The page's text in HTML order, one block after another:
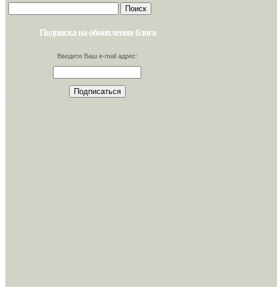
Найти:
Подписка на обновления блога
Введите Ваш e-mail адрес: